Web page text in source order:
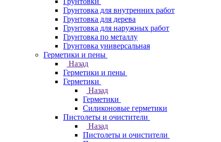
Грунтовка для внутренних работ
Грунтовка для дерева
Грунтовка для наружных работ
Грунтовка по металлу
Грунтовка универсальная
Герметики и пены
Назад
Герметики и пены
Герметики
Назад
Герметики
Силиконовые герметики
Пистолеты и очистители
Назад
Пистолеты и очистители